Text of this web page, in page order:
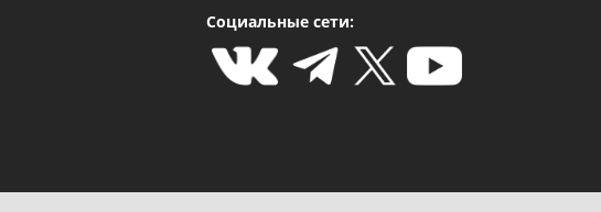
Социальные сети: